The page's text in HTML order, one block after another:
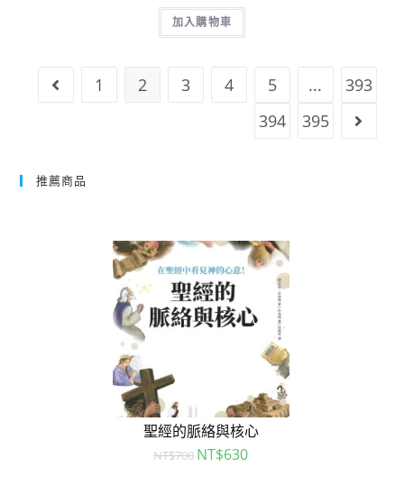
加入購物車
1 2 3 4 5 ...
393
394
395
推薦商品
聖經的脈絡與核心
NT$700 NT$630